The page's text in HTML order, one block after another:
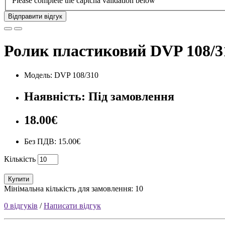
Відправити відгук
Ролик пластиковий DVP 108/
Модель: DVP 108/310
Наявність: Під замовлення
18.00€
Без ПДВ: 15.00€
Кількість
Купити
Мінімальна кількість для замовлення: 10
0 відгуків /Написати відгук